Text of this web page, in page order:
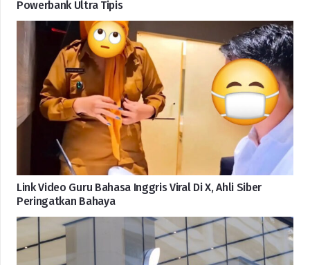
Powerbank Ultra Tipis
Link Video Guru Bahasa Inggris Viral Di X, Ahli Siber
Peringatkan Bahaya